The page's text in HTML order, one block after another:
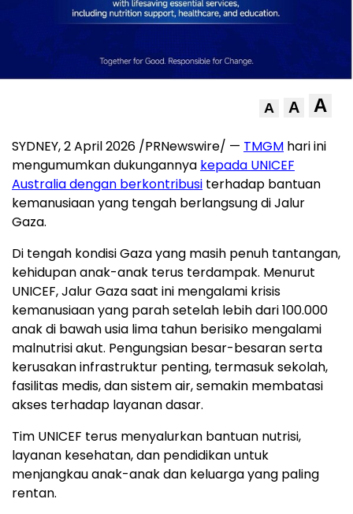
A A A
SYDNEY, 2 April 2026 /PRNewswire/ — TMGM hari ini
mengumumkan dukungannya kepada UNICEF
Australia dengan berkontribusi terhadap bantuan
kemanusiaan yang tengah berlangsung di Jalur
Gaza.
Di tengah kondisi Gaza yang masih penuh tantangan,
kehidupan anak-anak terus terdampak. Menurut
UNICEF, Jalur Gaza saat ini mengalami krisis
kemanusiaan yang parah setelah lebih dari 100.000
anak di bawah usia lima tahun berisiko mengalami
malnutrisi akut. Pengungsian besar-besaran serta
kerusakan infrastruktur penting, termasuk sekolah,
fasilitas medis, dan sistem air, semakin membatasi
akses terhadap layanan dasar.
Tim UNICEF terus menyalurkan bantuan nutrisi,
layanan kesehatan, dan pendidikan untuk
menjangkau anak-anak dan keluarga yang paling
rentan.